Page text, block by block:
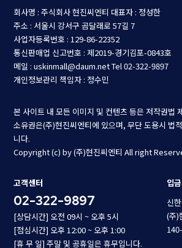
회사명 : 주식회사 현진씨엔티 대표자 : 정성한
주소 : 서울시 강서구 곰달래로 57길 7
사업자등록번호 : 129-86-22352
통신판매업 신고번호 : 제2019-경기김포-0843호
메일 : uskinmall@daum.netTel 02-322-9897
개인정보관리 책임자 : 정수민
본 사이트 내 모든 이미지 및 컨텐츠 등은 저작권법
소유권은(주)현진씨엔티에 있으며, 무단 도용시 법
니다.
Copyright (c) by (주)현진씨엔티 All right
고객센터
02-322-9897
[상담시간] 오전 09시 ~ 오후 5시
[점심시간] 오후 12:00 ~ 오후 1:00
[휴 무 일] 주말 및 공휴일은 휴무입니다.
입
신
(주)